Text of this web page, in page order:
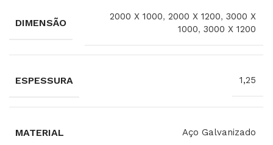
DIMENSÃO
2000 X 1000,2000 X 1200,3000 X
1000,3000 X 1200
ESPESSURA 1,25
MATERIAL Aço Galvanizado